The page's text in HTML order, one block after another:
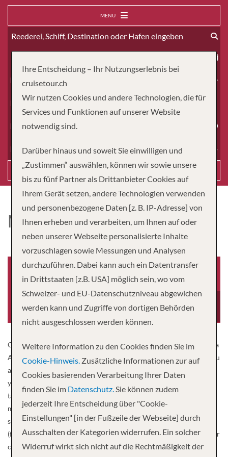
MENU
Erwachsene
Kinder
Dauer
Reiseart
Suchen
MS ANESHA
Baujahr
-0001
Besatzung
40
Our luxurious river ship MS Anesha of the shipping company Scylla
AG sets new standards in the premium class. The flagship offers you
a tasteful and high-quality ambience in a luxurious style. Let
yourself be pampered in our spacious restaurant (one time at a
table) by the culinary highlights of sea chefs. The large cabins,
mostly with French. Balcony, nothing is missing. Shower / toilet,
satellite TV with flat screen, radio, telephone, safe, hairdryer, WiFi
(for a fee), Nespresso coffee machine and individually adjustable air
conditioning. Lift (between Neptune and Orion deck). Elegant
Ihre Entscheidung – Ihr Nutzungserlebnis bei
cruisetour.ch
Wir nutzen Cookies und andere Technologien, die für
Services und Funktionen auf unserer Website
notwendig sind.
Darüber hinaus und soweit Sie einwilligen und
„Zustimmen“ auswählen, können wir sowie unsere
bis zu fünf Partner als Drittanbieter Cookies auf
Ihrem Gerät setzen, andere Technologien verwenden
und personenbezogene Daten [z. B. IP-Adresse] von
Ihnen erheben und verarbeiten, um Ihnen auf oder
neben unserer Webseite personalisierte Inhalte
vorzuschlagen sowie Messungen und Analysen
durchzuführen. Dabei kann auch ein Datentransfer
in Drittstaaten [z.B. USA] möglich sein, wo vom
Schweizer- und EU-Datenschutzniveau abgewichen
werden kann und Zugriffe von dortigen Behörden
nicht ausgeschlossen werden können.
Weitere Information zu den Cookies finden Sie im
Cookie-Hinweis. Zusätzliche Informationen zur auf
Cookies basierenden Verarbeitung Ihrer Daten
finden Sie im Datenschutz.Sie können zudem
jederzeit Ihre Entscheidung über "Cookie-
Einstellungen" [in der Fußzeile der Webseite] durch
Ausschalten der Kategorien widerrufen. Ein solcher
Widerruf wirkt sich nicht auf die Rechtmäßigkeit der